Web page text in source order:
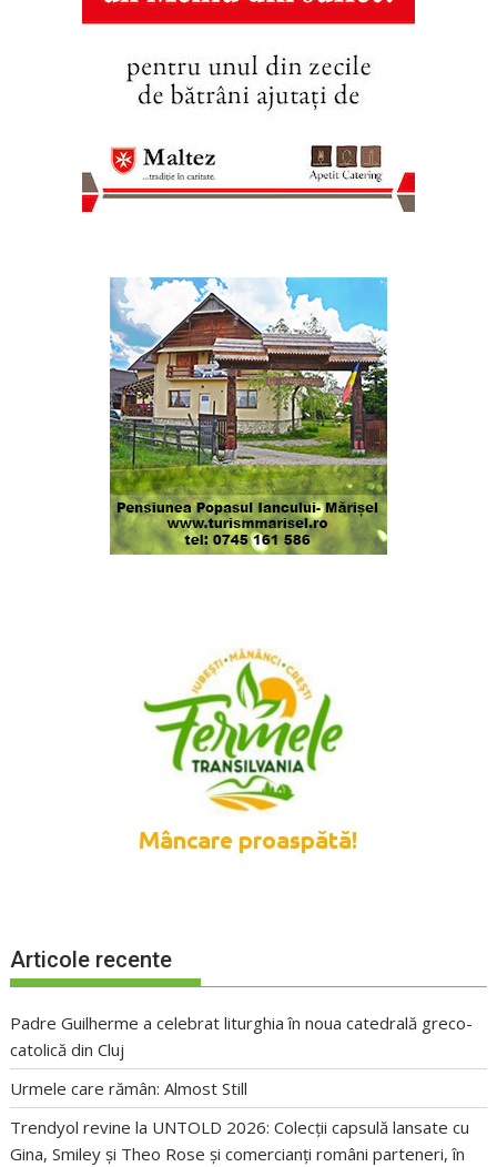
Articole recente
Padre Guilherme a celebrat liturghia în noua catedrală greco-
catolică din Cluj
Urmele care rămân: Almost Still
Trendyol revine la UNTOLD 2026: Colecții capsulă lansate cu
Gina, Smiley și Theo Rose și comercianți români parteneri, în